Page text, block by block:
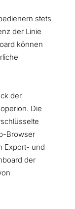
stets
der Linie
können
der
Die
Browser
Export- und
der